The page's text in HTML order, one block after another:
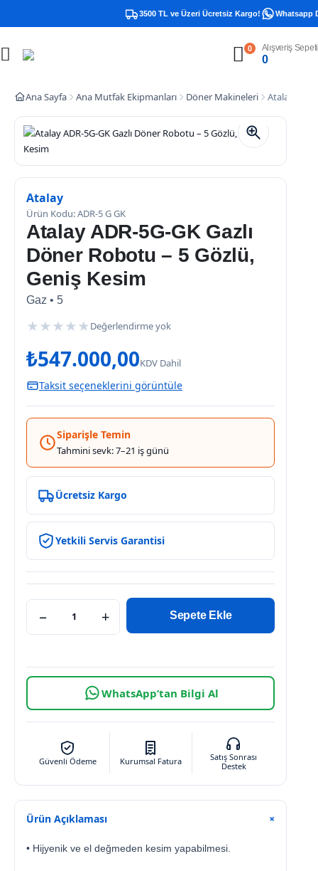
3500 TL ve Üzeri Ücretsiz Kargo! Whatsapp
0 Alışveriş Sepeti
0
Ana Sayfa Ana Mutfak Ekipmanları Döner Makineleri Atalay
Atalay
Ürün Kodu: ADR-5 G GK
Atalay ADR-5G-GK Gazlı
Döner Robotu – 5 Gözlü,
Geniş Kesim
Gaz • 5
★ ★ ★ ★ ★ Değerlendirme yok
₺547.000,00KDV Dahil
Taksit seçeneklerini görüntüle
Siparişle Temin
Tahmini sevk: 7–21 iş günü
Ücretsiz Kargo
Yetkili Servis Garantisi
− + Sepete Ekle
WhatsApp’tan Bilgi Al
Güvenli Ödeme Kurumsal Fatura
Satış Sonrası
Destek
Ürün Açıklaması +
• Hijyenik ve el değmeden kesim yapabilmesi.